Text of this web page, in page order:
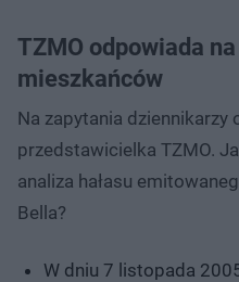
TZMO odpowiada
mieszkańców
Na zapytania dziennikarzy
przedstawicielka TZMO.
analiza hałasu
Bella?
W dniu 7 listopada